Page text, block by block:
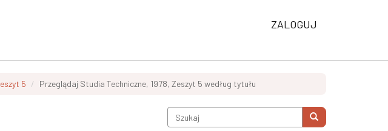
ZALOGUJ
5 Przeglądaj Studia Techniczne, 1978, Zeszyt 5 według tytułu